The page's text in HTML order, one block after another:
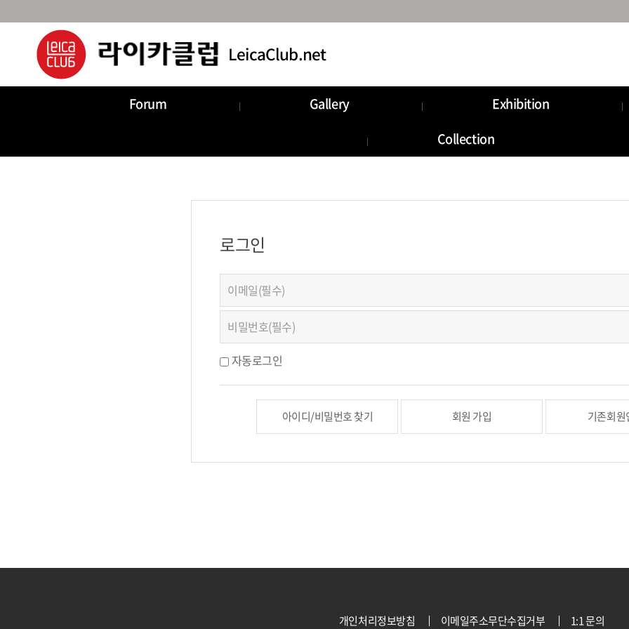
Forum Gallery
Exhibition
Collection
로그인
로그인
자동로그인
아이디/비밀번호 찾기 회원 가입 기존회원
개인처리정보방침 이메일주소무단수집거부 1:1 문의